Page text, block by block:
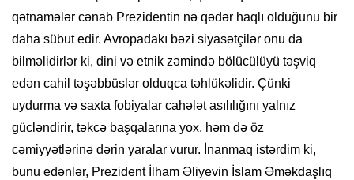
qətnamələr cənab Prezidentin nə qədər haqlı olduğunu bir
daha sübut edir. Avropadakı bəzi siyasətçilər onu da
bilməlidirlər ki, dini və etnik zəmində bölücülüyü təşviq
edən cahil təşəbbüslər olduqca təhlükəlidir. Çünki
uydurma və saxta fobiyalar cahələt asılılığını yalnız
gücləndirir, təkcə başqalarına yox, həm də öz
cəmiyyətlərinə dərin yaralar vurur. İnanmaq istərdim ki,
bunu edənlər, Prezident İlham Əliyevin İslam Əməkdaşlıq